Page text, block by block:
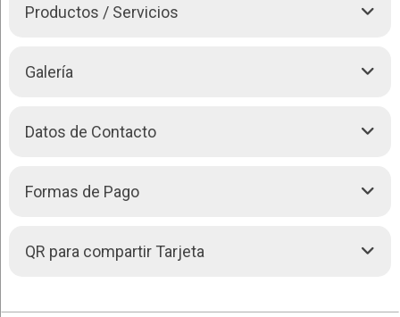
Productos / Servicios
Pianista y pedagoga musical, enfoca sus clases en el manejo
de la técnica e interpretación pianística, además de aportar a
Clases individuales de piano, presenciales en la ciudad
cualquier ciudad o país
Galería
Datos de Contacto
Cochabamba -
Formas de Pago
Efectivo. Bolivianos
Dólares
QR para compartir Tarjeta